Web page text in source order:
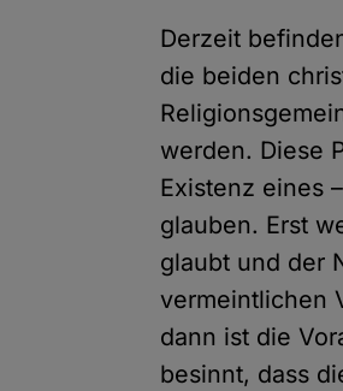
Derzeit
die beiden
werden. Diese
Existenz eines
glauben. Erst
glaubt und der
vermeintlichen
dann ist die
besinnt, dass